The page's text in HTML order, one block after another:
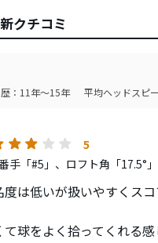
クチコミ
：11年～15年 平均ヘッドスピ
5
手「#5」、ロフト角「17.5°
は低いが扱いやすくス
球をよく拾ってくれる感